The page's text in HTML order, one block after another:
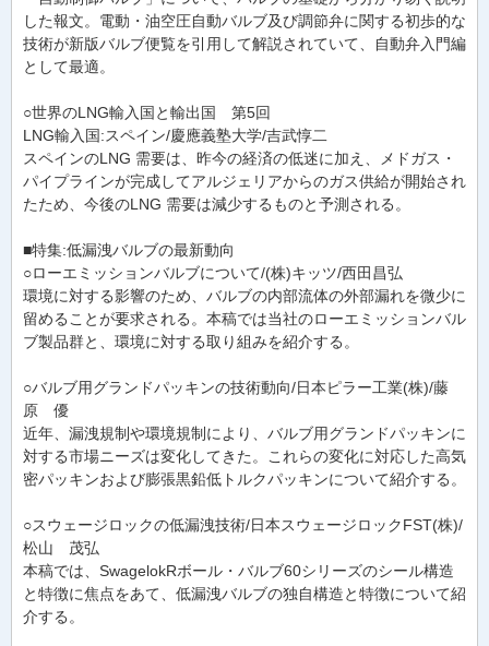
した報文。電動・油空圧自動バルブ及び調節弁に関する初歩的な
技術が新版バルブ便覧を引用して解説されていて、自動弁入門編
として最適。
○世界のLNG輸入国と輸出国 第5回
LNG輸入国:スペイン/慶應義塾大学/吉武惇二
スペインのLNG 需要は、昨今の経済の低迷に加え、メドガス・
パイプラインが完成してアルジェリアからのガス供給が開始され
たため、今後のLNG 需要は減少するものと予測される。
■特集:低漏洩バルブの最新動向
○ローエミッションバルブについて/(株)キッツ/西田昌弘
環境に対する影響のため、バルブの内部流体の外部漏れを微少に
留めることが要求される。本稿では当社のローエミッションバル
ブ製品群と、環境に対する取り組みを紹介する。
○バルブ用グランドパッキンの技術動向/日本ピラー工業(株)/藤
原 優
近年、漏洩規制や環境規制により、バルブ用グランドパッキンに
対する市場ニーズは変化してきた。これらの変化に対応した高気
密パッキンおよび膨張黒鉛低トルクパッキンについて紹介する。
○スウェージロックの低漏洩技術/日本スウェージロックFST(株)/
松山 茂弘
本稿では、SwagelokRボール・バルブ60シリーズのシール構造
と特徴に焦点をあて、低漏洩バルブの独自構造と特徴について紹
介する。